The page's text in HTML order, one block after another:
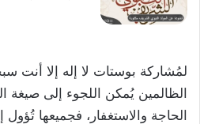
لمُشاركة بوستات لا إله إلا أنت
الظالمين يُمكن اللجوء إلى صيغة
الحاجة والاستغفار، فجميعها